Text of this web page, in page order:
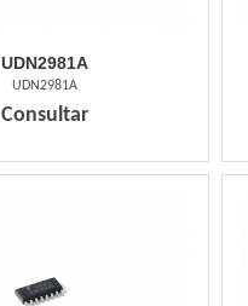
UDN2981A
UDN2981A
Consultar